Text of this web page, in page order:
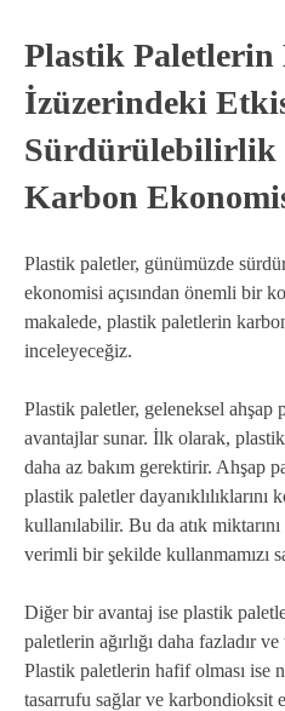
Plastik
İzüzerindeki
Sürdürülebilirlik
Karbon
Plastik paletler, günümüzde
ekonomisi açısından önemli bir
makalede, plastik paletlerin
inceleyeceğiz.
Plastik paletler, geleneksel ahşap
avantajlar sunar. İlk olarak,
daha az bakım gerektirir. Ahşap
plastik paletler dayanıklılıklarını
kullanılabilir. Bu da atık
verimli bir şekilde kullanmamızı
Diğer bir avantaj ise plastik
paletlerin ağırlığı daha fazladır
Plastik paletlerin hafif olması ise
tasarrufu sağlar ve karbondioksit